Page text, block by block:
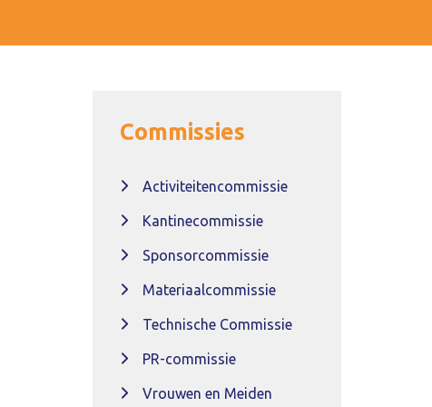
Commissies
Activiteitencommissie
Kantinecommissie
Sponsorcommissie
Materiaalcommissie
Technische Commissie
PR-commissie
Vrouwen en Meiden